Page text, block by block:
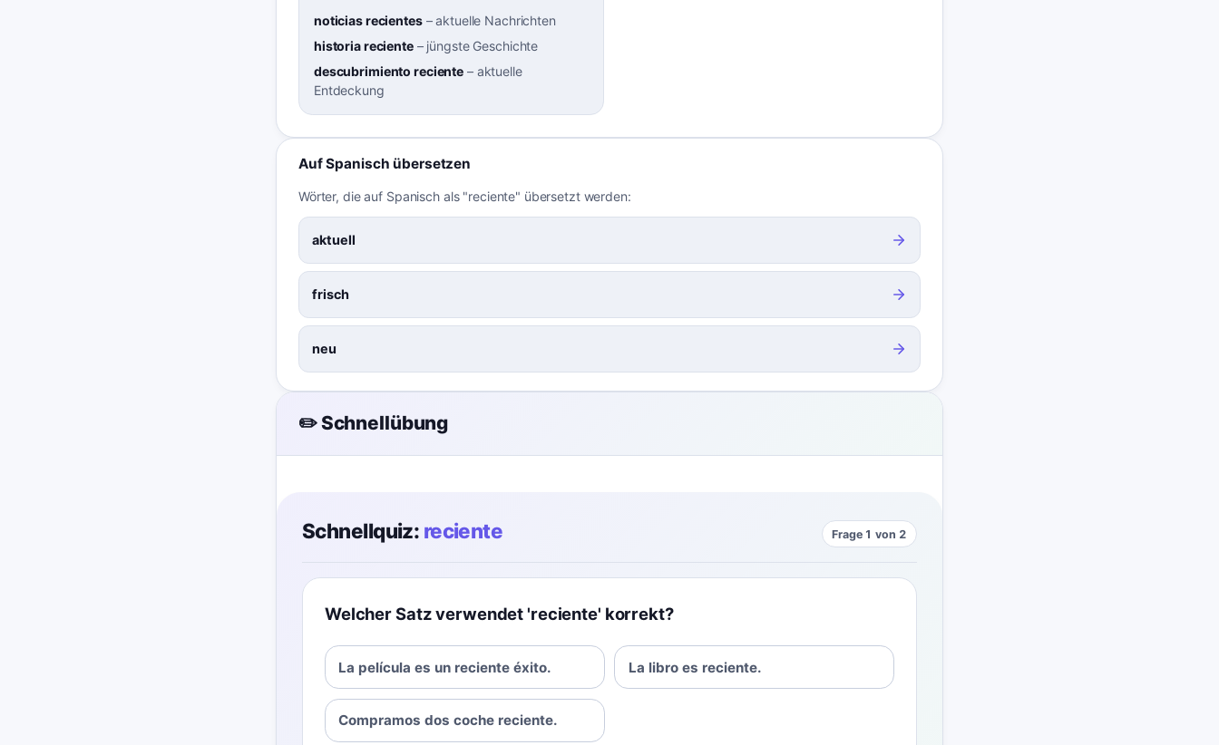
noticias recientes–aktuelle Nachrichten
historia reciente– jüngste Geschichte
descubrimiento reciente – aktuelle
Entdeckung
Auf Spanisch übersetzen
Wörter, die auf Spanisch als "reciente" übersetzt werden:
aktuell
frisch
neu
✏️ Schnellübung
Schnellquiz: reciente Frage 1 von 2
Welcher Satz verwendet 'reciente' korrekt?
La película es un reciente éxito. La libro es reciente.
Compramos dos coche reciente.